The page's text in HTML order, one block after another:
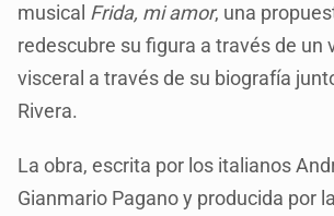
musical Frida, mi amor, una
redescubre su figura a través de un
visceral a través de su biografía
Rivera.
La obra, escrita por los italianos
Gianmario Pagano y producida por